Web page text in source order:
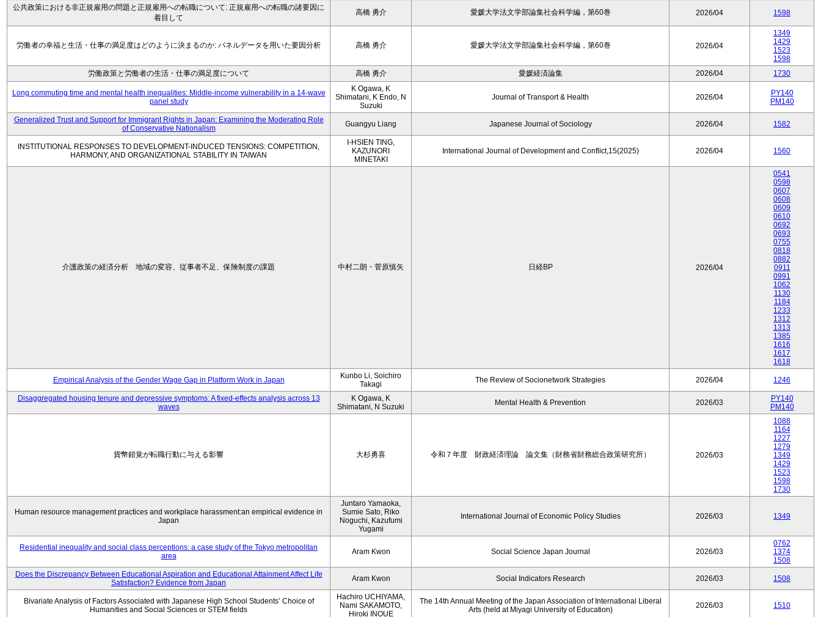
公共政策における非正規雇用の問題と正規雇用への転職について: 正規雇用への転職の諸要因に
着目して
高橋 勇介 愛媛大学法文学部論集社会科学編，第60巻 2026/04 1598
労働者の幸福と生活・仕事の満足度はどのように決まるのか: パネルデータを用いた要因分析 高橋 勇介 愛媛大学法文学部論集社会科学編，第60巻 2026/04
1349
1429
1523
1598
労働政策と労働者の生活・仕事の満足度について
高橋 勇介 愛媛経済論集 2026/04 1730
Long commuting time and mental health inequalities: Middle-income vulnerability in a 14-wave
panel study
K Ogawa, K
Shimatani, K Endo, N
Suzuki
Journal of Transport & Health 2026/04
PY140
PM140
Generalized Trust and Support for Immigrant Rights in Japan: Examining the Moderating Role
of Conservative Nationalism
Guangyu Liang Japanese Journal of Sociology 2026/04 1582
INSTITUTIONAL RESPONSES TO DEVELOPMENT-INDUCED TENSIONS: COMPETITION,
HARMONY, AND ORGANIZATIONAL STABILITY IN TAIWAN
I-HSIEN TING,
KAZUNORI
MINETAKI
International Journal of Development and Conflict,15(2025) 2026/04 1560
介護政策の経済分析 地域の変容、従事者不足、保険制度の課題 中村二朗・菅原慎矢 日経BP 2026/04
0541
0598
0607
0608
0609
0610
0692
0693
0755
0818
0882
0911
0991
1062
1130
1184
1233
1312
1313
1385
1616
1617
1618
Empirical Analysis of the Gender Wage Gap in Platform Work in Japan
Kunbo Li, Soichiro
Takagi
The Review of Socionetwork Strategies 2026/04 1246
Disaggregated housing tenure and depressive symptoms: A fixed-effects analysis across 13
waves
K Ogawa, K
Shimatani, N Suzuki
Mental Health & Prevention 2026/03
PY140
PM140
貨幣錯覚が転職行動に与える影響 大杉勇喜 令和７年度 財政経済理論 論文集（財務省財務総合政策研究所） 2026/03
1088
1164
1227
1279
1349
1429
1523
1598
1730
Human resource management practices and workplace harassment:an empirical evidence in
Japan
Juntaro Yamaoka,
Sumie Sato, Riko
Noguchi, Kazufumi
Yugami
International Journal of Economic Policy Studies 2026/03 1349
Residential inequality and social class perceptions: a case study of the Tokyo metropolitan
area
Aram Kwon Social Science Japan Journal 2026/03
0762
1374
1508
Does the Discrepancy Between Educational Aspiration and Educational Attainment Affect Life
Satisfaction? Evidence from Japan
Aram Kwon Social Indicators Research 2026/03 1508
Bivariate Analysis of Factors Associated with Japanese High School Students’ Choice of
Humanities and Social Sciences or STEM fields
Hachiro UCHIYAMA,
Nami SAKAMOTO,
Hiroki INOUE
The 14th Annual Meeting of the Japan Association of International Liberal
Arts (held at Miyagi University of Education)
2026/03 1510